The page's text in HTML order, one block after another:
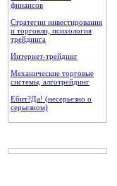
финансов
Стратегии инвестирования
и торговли, психология
трейдинга
Интернет-трейдинг
Механические торговые
системы, алготрейдинг
Ебит?Да! (несерьезно о
серьезном)